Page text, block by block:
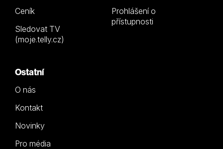
Ceník
Sledovat TV
(moje.telly.cz)
Prohlášení o
přístupnosti
Ostatní
O nás
Kontakt
Novinky
Pro média